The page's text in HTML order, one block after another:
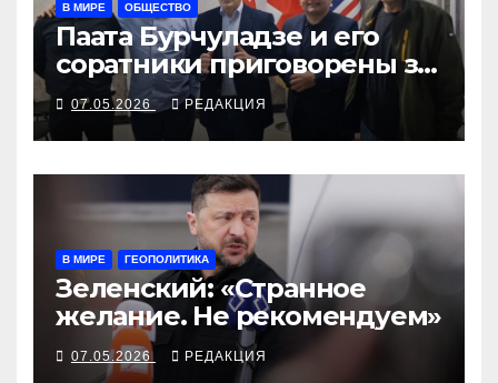
В МИРЕ ОБЩЕСТВО
Паата Бурчуладзе и его
соратники приговорены за
октябрьское собрание
07.05.2026 РЕДАКЦИЯ
В МИРЕ ГЕОПОЛИТИКА
Зеленский: «Странное
желание. Не рекомендуем»
07.05.2026 РЕДАКЦИЯ